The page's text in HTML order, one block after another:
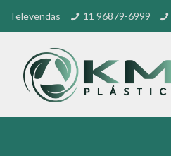
Televendas 11 96879-6999